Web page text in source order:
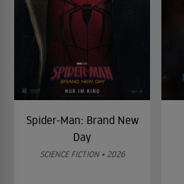
Spider-Man: Brand New
Day
SCIENCE FICTION • 2026